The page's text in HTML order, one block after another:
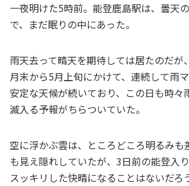
一夜明けた5時前。能登鹿島駅は、曇天
で、まだ眠りの中にあった。
雨天去って晴天を期待しては居たのだが
月末から5月上旬にかけて、連続して雨
安定な天候が続いており、この日も時々
滅入る予報がちらついていた。
空に浮かぶ雲は、ところどころ明るみも
も見え隠れしていたが、3日前の能登入
スッキリした快晴になることはないだろ